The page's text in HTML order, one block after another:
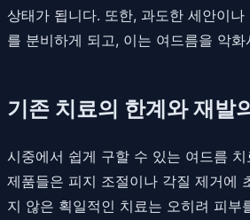
상태가 됩니다. 또한, 과도한 세안이
를 분비하게 되고, 이는 여드름을 악
기존 치료의 한계와 재발
시중에서 쉽게 구할 수 있는 여드름
제품들은 피지 조절이나 각질 제거에
지 않은 획일적인 치료는 오히려 피